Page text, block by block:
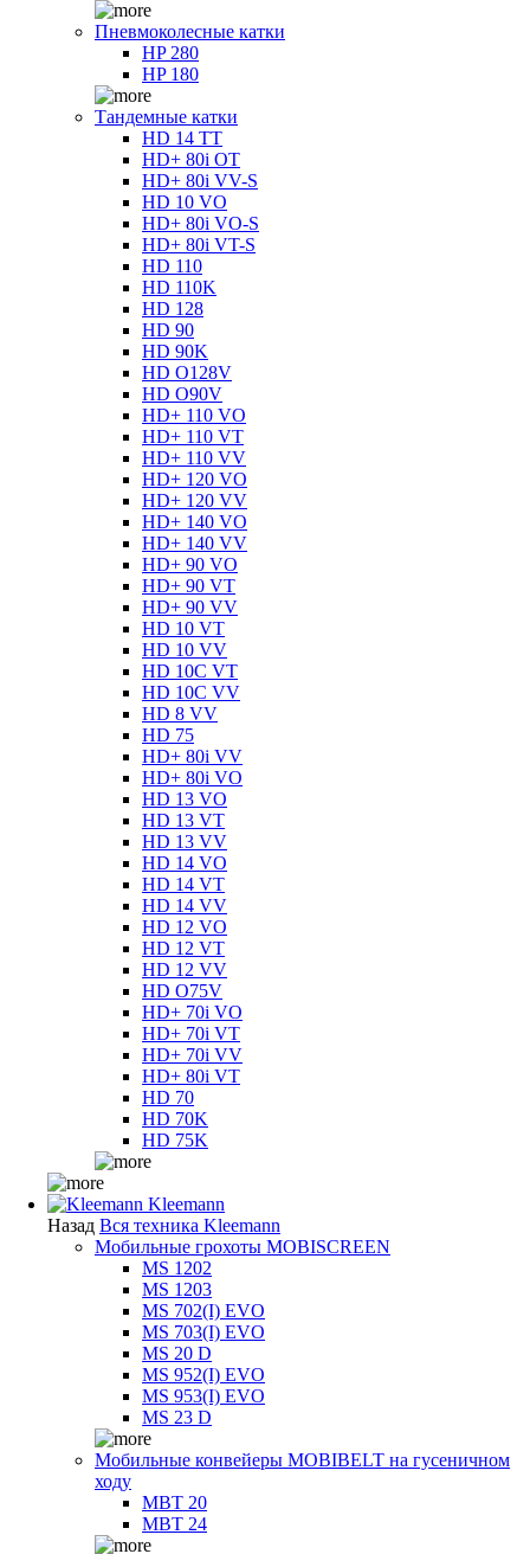
Пневмоколесные катки
HP 280
HP 180
Тандемные катки
HD 14 TT
HD+ 80i OT
HD+ 80i VV-S
HD 10 VO
HD+ 80i VO-S
HD+ 80i VT-S
HD 110
HD 110K
HD 128
HD 90
HD 90K
HD O128V
HD O90V
HD+ 110 VO
HD+ 110 VT
HD+ 110 VV
HD+ 120 VO
HD+ 120 VV
HD+ 140 VO
HD+ 140 VV
HD+ 90 VO
HD+ 90 VT
HD+ 90 VV
HD 10 VT
HD 10 VV
HD 10C VT
HD 10C VV
HD 8 VV
HD 75
HD+ 80i VV
HD+ 80i VO
HD 13 VO
HD 13 VT
HD 13 VV
HD 14 VO
HD 14 VT
HD 14 VV
HD 12 VO
HD 12 VT
HD 12 VV
HD O75V
HD+ 70i VO
HD+ 70i VT
HD+ 70i VV
HD+ 80i VT
HD 70
HD 70K
HD 75K
Kleemann
Назад Вся техника Kleemann
Мобильные грохоты MOBISCREEN
MS 1202
MS 1203
MS 702(I) EVO
MS 703(I) EVO
MS 20 D
MS 952(I) EVO
MS 953(I) EVO
MS 23 D
Мобильные конвейеры MOBIBELT на гусеничном
ходу
MBT 20
MBT 24